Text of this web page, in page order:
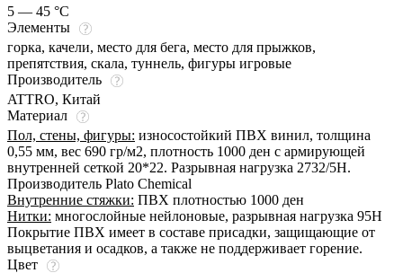
5 — 45 °C
Элементы
горка, качели, место для бега, место для прыжков,
препятствия, скала, туннель, фигуры игровые
Производитель
ATTRO, Китай
Материал
Пол, стены, фигуры: износостойкий ПВХ винил, толщина
0,55 мм, вес 690 гр/м2, плотность 1000 ден с армирующей
внутренней сеткой 20*22. Разрывная нагрузка 2732/5Н.
Производитель Plato Chemical
Внутренние стяжки: ПВХ плотностью 1000 ден
Нитки: многослойные нейлоновые, разрывная нагрузка 95Н
Покрытие ПВХ имеет в составе присадки, защищающие от
выцветания и осадков, а также не поддерживает горение.
Цвет